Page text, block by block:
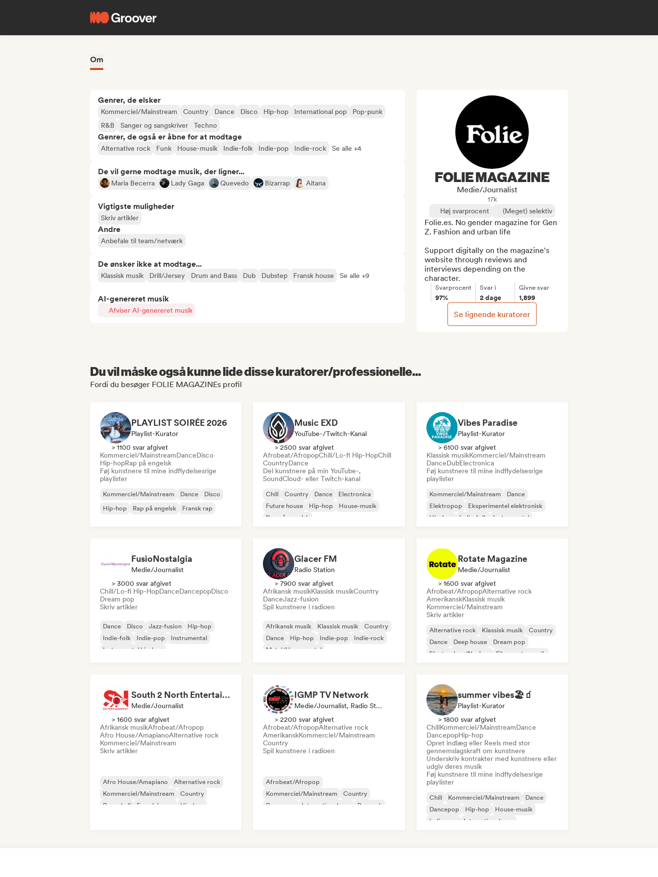
Om
Genrer, de elsker
Kommerciel/Mainstream Country Dance Disco Hip-hop International pop
Pop-punk
R&B
Sanger og sangskriver Techno
Genrer, de også er åbne for at modtage
Alternative rock Funk House-musik Indie-folk Indie-pop Indie-rock Se alle +4
De vil gerne modtage musik, der ligner...
Maria Becerra Lady Gaga Quevedo Bizarrap Aitana
Vigtigste muligheder
Skriv artikler
Andre
Anbefale til team/netværk
De ønsker ikke at modtage...
Klassisk musik Drill/Jersey Drum and Bass Dub Dubstep Fransk house Se alle +9
AI-genereret musik
Afviser AI-genereret musik
FOLIE MAGAZINE
Medie/journalist
17k
Høj svarprocent
(Meget) selektiv
Folie.es. No gender magazine for Gen
Z. Fashion and urban life
Support digitally on the magazine's
website through reviews and
interviews depending on the
character.
Svarprocent
97%
Svar i
2 dage
Givne svar
1,899
Se lignende kuratorer
Du vil måske også kunne lide disse kuratorer/professionelle...
Fordi du besøger FOLIE MAGAZINEs profil
PLAYLIST SOIRÉE 2026
Playlist-Kurator
> 1100 svar afgivet
Kommerciel/MainstreamDanceDisco
Hip-hopRap på engelsk
Føj kunstnere til mine indflydelsesrige
playlister
Kommerciel/Mainstream Dance
Disco
Hip-hop
Rap på engelsk Fransk rap
Music EXD
YouTube-/Twitch-Kanal
> 2500 svar afgivet
Afrobeat/AfropopChill/Lo-fi Hip-HopChill
CountryDance
Del kunstnere på min YouTube-,
SoundCloud- eller Twitch-kanal
Chill Country Dance
Electronica
Future house
Hip-hop
House-musik
Rap på engelsk
Vibes Paradise
Playlist-Kurator
> 6100 svar afgivet
Klassisk musikKommerciel/Mainstream
DanceDubElectronica
Føj kunstnere til mine indflydelsesrige
playlister
Kommerciel/Mainstream
Dance
Elektropop
Eksperimentel elektronisk
Hip-hop
Indie-folk
Instrumental
FusioNostalgia
Medie/journalist
> 3000 svar afgivet
Chill/Lo-fi Hip-HopDanceDancepopDisco
Dream pop
Skriv artikler
Dance Disco Jazz-fusion
Hip-hop
Indie-folk
Indie-pop
Instrumental
Instrumental hip-hop
Glacer FM
Radio Station
> 7900 svar afgivet
Afrikansk musikKlassisk musikCountry
DanceJazz-fusion
Spil kunstnere i radioen
Afrikansk musik Klassisk musik
Country
Dance
Hip-hop Indie-pop
Indie-rock
Metal/Heavy metal
Rotate Magazine
Medie/journalist
> 1600 svar afgivet
Afrobeat/AfropopAlternative rock
AmerikanskKlassisk musik
Kommerciel/Mainstream
Skriv artikler
Alternative rock Klassisk musik
Country
Dance
Deep house
Dream pop
Electro Jazz/Nu Jazz
Film- og tv-musik
South 2 North Entertainment (S2N ENT)
Medie/journalist
> 1600 svar afgivet
Afrikansk musikAfrobeat/Afropop
Afro House/AmapianoAlternative rock
Kommerciel/Mainstream
Skriv artikler
Afro House/Amapiano
Alternative rock
Kommerciel/Mainstream
Country
Dancehall
Fransk house
Hip-hop
IGMP TV Network
Medie/journalist, Radio Station
> 2200 svar afgivet
Afrobeat/AfropopAlternative rock
AmerikanskKommerciel/Mainstream
Country
Spil kunstnere i radioen
Afrobeat/Afropop
Kommerciel/Mainstream
Country
Dancepop
International pop
Poprock
summer vibes🏖🧃
Playlist-Kurator
> 1800 svar afgivet
ChillKommerciel/MainstreamDance
DancepopHip-hop
Opret indlæg eller Reels med stor
gennemslagskraft om kunstnere
Underskriv kontrakter med kunstnere eller
udgiv deres musik
Føj kunstnere til mine indflydelsesrige
playlister
Chill Kommerciel/Mainstream
Dance
Dancepop
Hip-hop
House-musik
Indie-pop
International pop